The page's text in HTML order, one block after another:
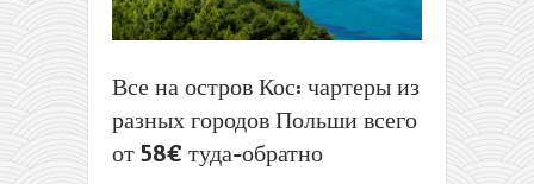
Все на остров Кос: чартеры из
разных городов Польши всего
от 58€ туда-обратно